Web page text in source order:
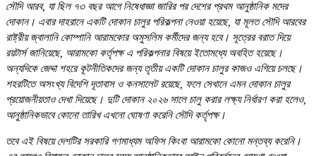
সৌদি আরব, যা ছিল ৭৩ বছর আগে নিষেধাজ্ঞা জারির পর দেশের প্রথম আনুষ্ঠানিক মদের
দোকান। এবার দাহরানে একটি দোকান চালুর পরিকল্পনা নেওয়া হয়েছে, যা মূলত সৌদি আরবের
রাষ্ট্রীয় জ্বালানি কোম্পানি আরামকোর অমুসলিম কর্মীদের জন্য হবে। সূত্রের বরাত দিয়ে
রয়টার্স জানিয়েছে, আরামকো কর্তৃপক্ষ এ পরিকল্পনার বিষয়ে ইতোমধ্যে অবহিত হয়েছে।
অন্যদিকে জেদ্দা শহরে কূটনীতিকদের জন্য তৃতীয় একটি দোকান চালুর কাজও এগিয়ে চলছে।
শহরটিতে অসংখ্য বিদেশি দূতাবাস ও কনসালেট রয়েছে, ফলে সেখানে এমন দোকান চালুর
প্রয়োজনীয়তাও দেখা দিয়েছে। দুটি দোকান ২০২৬ সালে চালু করার লক্ষ্য নির্ধারণ করা হলেও,
আনুষ্ঠানিকভাবে কোনো তারিখ এখনো ঘোষণা করেনি সৌদি কর্তৃপক্ষ।
তবে এই বিষয়ে দেশটির সরকারি গণমাধ্যম অফিস কিংবা আরামকো কোনো মন্তব্য করেনি।